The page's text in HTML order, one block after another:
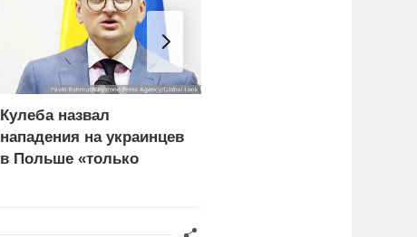
Кулеба назвал
нападения на украинцев
в Польше «только